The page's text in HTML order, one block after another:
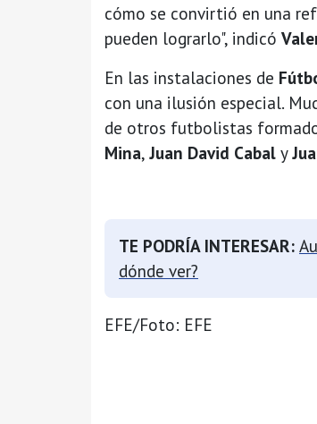
cómo se convirtió en una
pueden lograrlo", indicó
En las instalaciones de
con una ilusión especial.
de otros futbolistas
Mina, Juan David Cabal y
TE PODRÍA INTERESAR:
dónde ver?
EFE/Foto: EFE